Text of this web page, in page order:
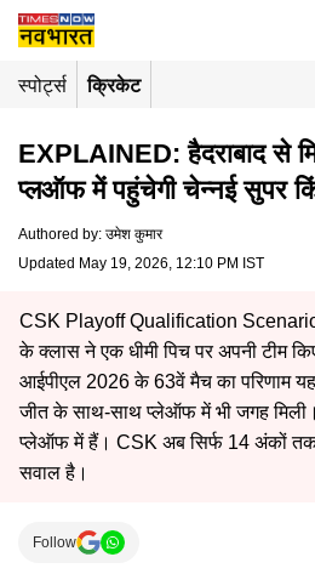
स्पोर्ट्स क्रिकेट
EXPLAINED: हैदराबाद से
प्लऑफ में पहुंचेगी चेन्नई सुपर
Authored by: उमेश कुमार
Updated May 19, 2026, 12:10 PM IST
CSK Playoff Qualification
के क्लास ने एक धीमी पिच पर अपनी टीम
आईपीएल 2026 के 63वें मैच का परिणाम यह
जीत के साथ-साथ प्लेऑफ में भी जगह
प्लेऑफ में हैं। CSK अब सिर्फ 14 अंकों तक
सवाल है।
Follow